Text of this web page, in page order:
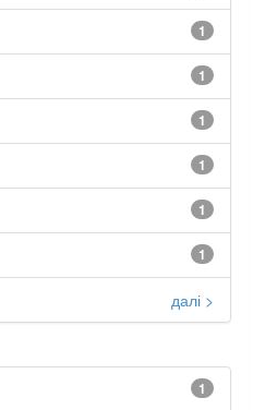
1
1
1
1
1
1
далі >
1